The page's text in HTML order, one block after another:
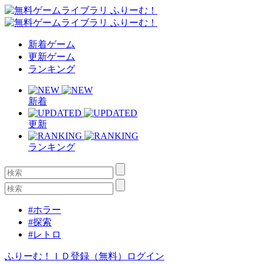
新着ゲーム
更新ゲーム
ランキング
新着
更新
ランキング
#ホラー
#探索
#レトロ
ふりーむ！ＩＤ登録（無料） ログイン